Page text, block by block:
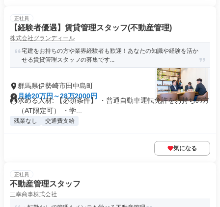
正社員
【経験者優遇】賃貸管理スタッフ(不動産管理)
株式会社グランディール
宅建をお持ちの方や業界経験者も歓迎！あなたの知識や経験を活か
せる賃貸管理スタッフの募集です...
群馬県伊勢崎市田中島町
月給20万円～28万2000円
求める人材: 【必須条件】 ・普通自動車運転免許をお持ちの方
（AT限定可） ・学...
残業なし 交通費支給
気になる
正社員
不動産管理スタッフ
三幸商事株式会社